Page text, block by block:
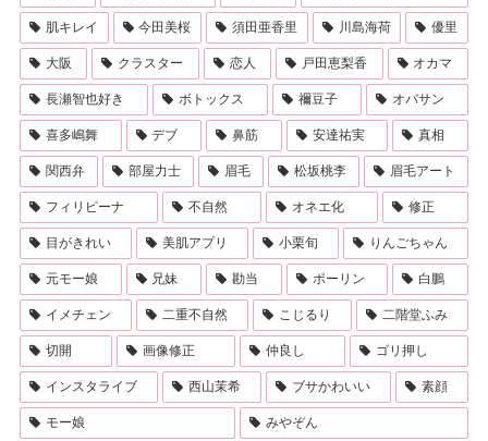
肌キレイ 今田美桜 須田亜香里 川島海荷 優里
大阪 クラスター 恋人 戸田恵梨香 オカマ
長瀬智也好き ボトックス 禰豆子 オバサン
喜多嶋舞 デブ 鼻筋 安達祐実 真相
関西弁 部屋力士 眉毛 松坂桃李 眉毛アート
フィリピーナ 不自然 オネエ化 修正
目がきれい 美肌アプリ 小栗旬 りんごちゃん
元モー娘 兄妹 勘当 ポーリン 白鵬
イメチェン 二重不自然 こじるり 二階堂ふみ
切開 画像修正 仲良し ゴリ押し
インスタライブ 西山茉希 ブサかわいい 素顔
モー娘 みやぞん